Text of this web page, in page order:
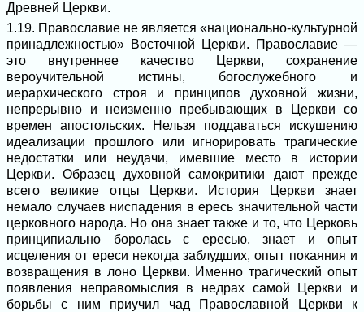
Древней Церкви.
1.19. Православие не является «национально-культурной
принадлежностью» Восточной Церкви. Православие ―
это внутреннее качество Церкви, сохранение
вероучительной истины, богослужебного и
иерархического строя и принципов духовной жизни,
непрерывно и неизменно пребывающих в Церкви со
времен апостольских. Нельзя поддаваться искушению
идеализации прошлого или игнорировать трагические
недостатки или неудачи, имевшие место в истории
Церкви. Образец духовной самокритики дают прежде
всего великие отцы Церкви. История Церкви знает
немало случаев ниспадения в ересь значительной части
церковного народа. Но она знает также и то, что Церковь
принципиально боролась с ересью, знает и опыт
исцеления от ереси некогда заблудших, опыт покаяния и
возвращения в лоно Церкви. Именно трагический опыт
появления неправомыслия в недрах самой Церкви и
борьбы с ним приучил чад Православной Церкви к